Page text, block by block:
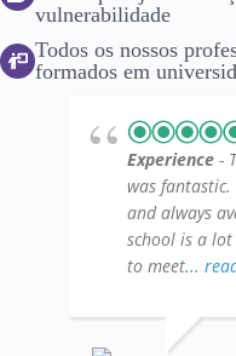
vulnerabilidade
Todos os nossos
formados em
Experience -
was
and always
school is a
to meet...